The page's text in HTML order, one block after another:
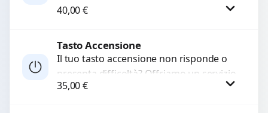
a moduli audio difettosi con interventi
40,00€
Procedi
Tasto Accensione
Il tuo tasto accensione non risponde o
presenta difficoltà? Offriamo un servizio
professionale di riparazione o
35,00€